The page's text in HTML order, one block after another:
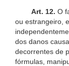
Art. 12. O
ou estrangeiro,
dos danos
decorrentes de
fórmulas,